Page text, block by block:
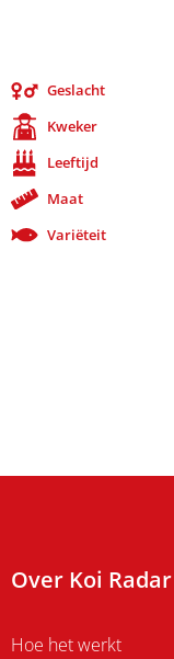
Geslacht
Kweker
Leeftijd
Maat
Variëteit
Over Koi Radar
Hoe het werkt